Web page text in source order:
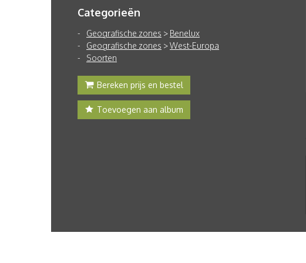
Categorieën
Geografische zones > Benelux
Geografische zones >West-Europa
Soorten
Bereken prijs en bestel
Toevoegen aan album